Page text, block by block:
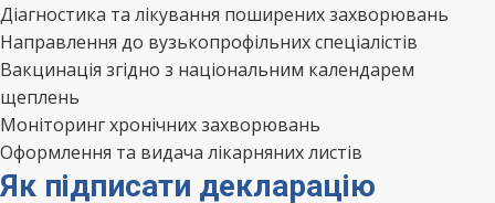
Діагностика та лікування поширених захворювань
Направлення до вузькопрофільних спеціалістів
Вакцинація згідно з національним календарем
щеплень
Моніторинг хронічних захворювань
Оформлення та видача лікарняних листів
Як підписати декларацію